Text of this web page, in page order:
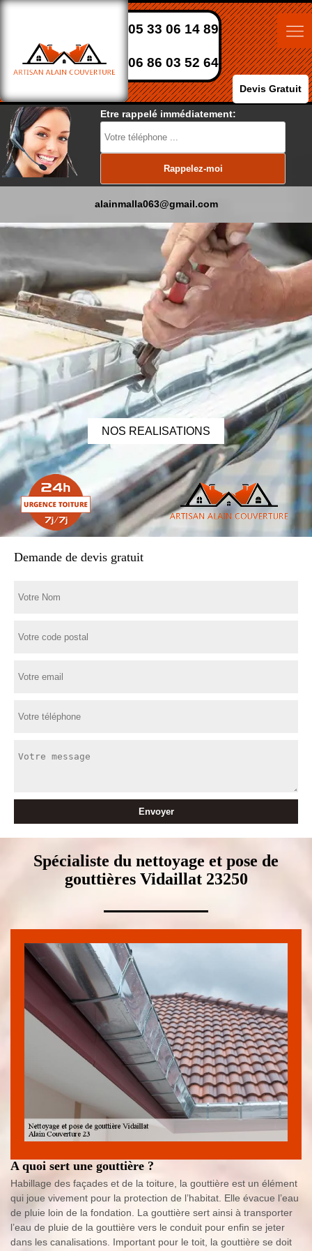
05 33 06 14 89
06 86 03 52 64
Devis Gratuit
Etre rappelé immédiatement:
alainmalla063@gmail.com
NOS REALISATIONS
Demande de devis gratuit
Spécialiste du nettoyage et pose de
gouttières Vidaillat 23250
A quoi sert une gouttière ?
Habillage des façades et de la toiture, la gouttière est un élément
qui joue vivement pour la protection de l’habitat. Elle évacue l’eau
de pluie loin de la fondation. La gouttière sert ainsi à transporter
l’eau de pluie de la gouttière vers le conduit pour enfin se jeter
dans les canalisations. Important pour le toit, la gouttière se doit